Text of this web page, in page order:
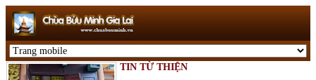
TIN TỪ THIỆN